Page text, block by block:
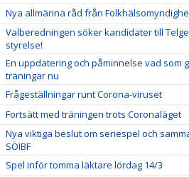
Nya allmänna råd från
Valberedningen söker kandidater till Telge
styrelse!
En uppdatering och påminnelse vad som
träningar nu
Frågeställningar runt Corona-viruset
Fortsätt med träningen trots Coronaläget
Nya viktiga beslut om seriespel och
SÖIBF
Spel inför tomma läktare lördag 14/3